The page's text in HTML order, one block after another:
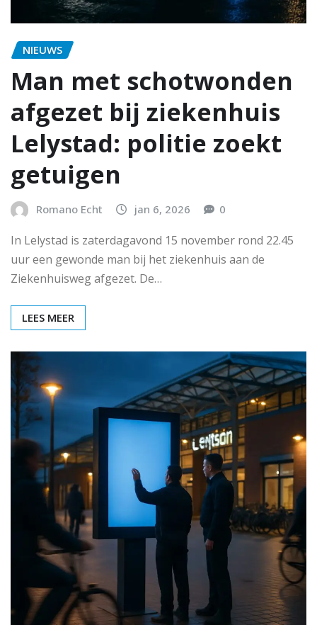
NIEUWS
Man met schotwonden
afgezet bij ziekenhuis
Lelystad: politie zoekt
getuigen
Romano Echt jan 6, 2026 0
In Lelystad is zaterdagavond 15 november rond 22.45
uur een gewonde man bij het ziekenhuis aan de
Ziekenhuisweg afgezet. De…
LEES MEER